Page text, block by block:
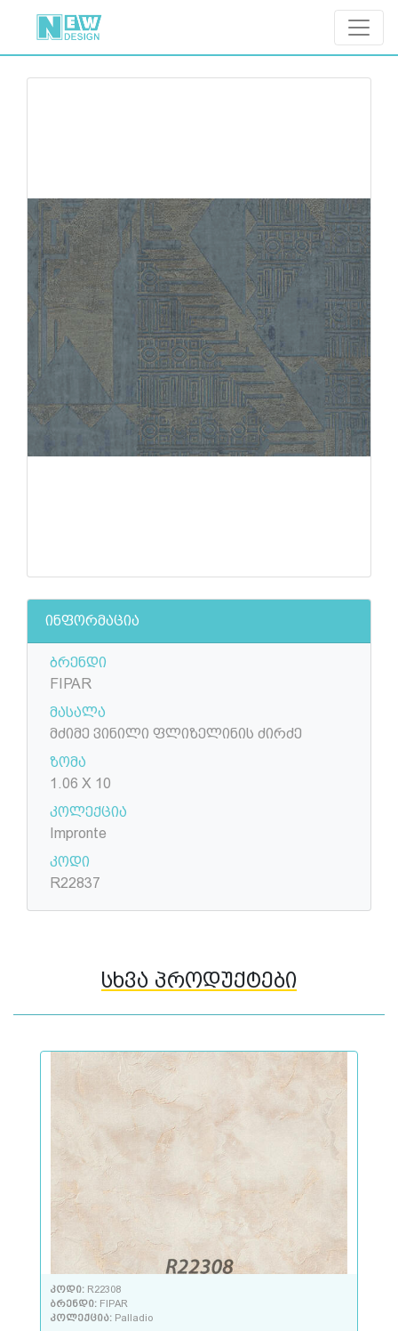
ინფორმაცია
ბრენდი
FIPAR
მასალა
მძიმე ვინილი ფლიზელინის ძირძე
ზომა
1.06 X 10
კოლექცია
Impronte
კოდი
R22837
სხვა პროდუქტები
კოდი: R22308
ბრენდი: FIPAR
კოლექცია: Palladio